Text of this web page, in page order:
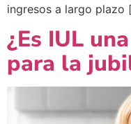
ingresos a largo plazo
¿Es IUL
para la